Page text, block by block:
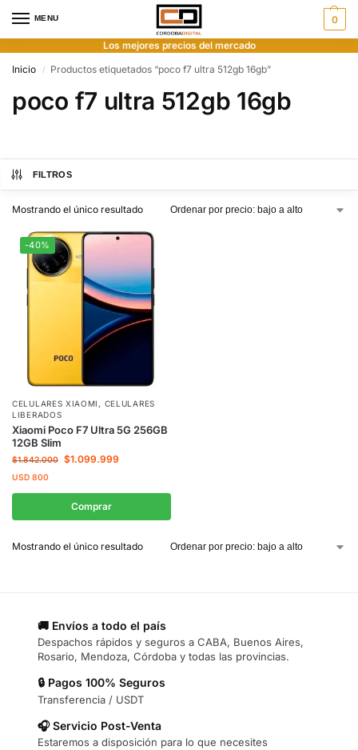
MENU 0
Los mejores precios del mercado
Inicio
/ Productos etiquetados “poco f7 ultra 512gb 16gb”
poco f7 ultra 512gb 16gb
FILTROS
Mostrando el único resultado
-40%
CELULARES XIAOMI , CELULARES
LIBERADOS
Xiaomi Poco F7 Ultra 5G 256GB
12GB Slim
$1.842.000 $1.099.999
USD 800
Comprar
Mostrando el único resultado
🚚 Envíos a todo el país
Despachos rápidos y seguros a CABA, Buenos Aires,
Rosario, Mendoza, Córdoba y todas las provincias.
🔒 Pagos 100% Seguros
Transferencia / USDT
🎧 Servicio Post-Venta
Estaremos a disposición para lo que necesites